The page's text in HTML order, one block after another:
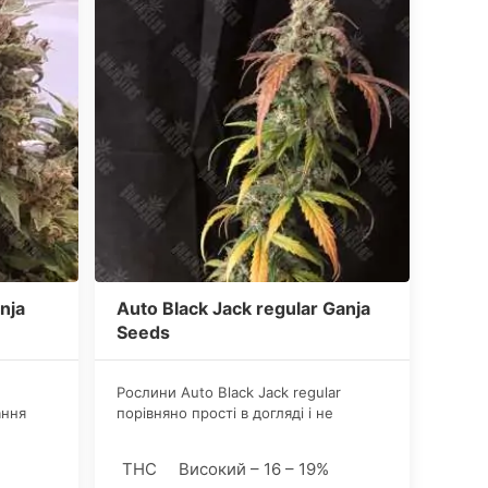
між
Auto Black Jack regular Ganja
Seeds
Рослини Аuto Black Jack regular
порівняно прості в догляді і не
урожаїв. Висота кущів залежить від
THC Високий – 16 – 19%